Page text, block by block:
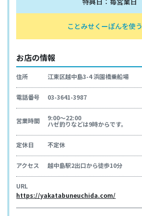
ことみせくーぽんを使う
お店の情報
住所 江東区越中島3-4 浜園橋乗船場
電話番号 03-3641-3987
営業時間 9:00～22:00
ハゼ釣りなどは9時からです。
定休日 不定休
アクセス 越中島駅2出口から徒歩10分
URL
https://yakatabuneuchida.com/